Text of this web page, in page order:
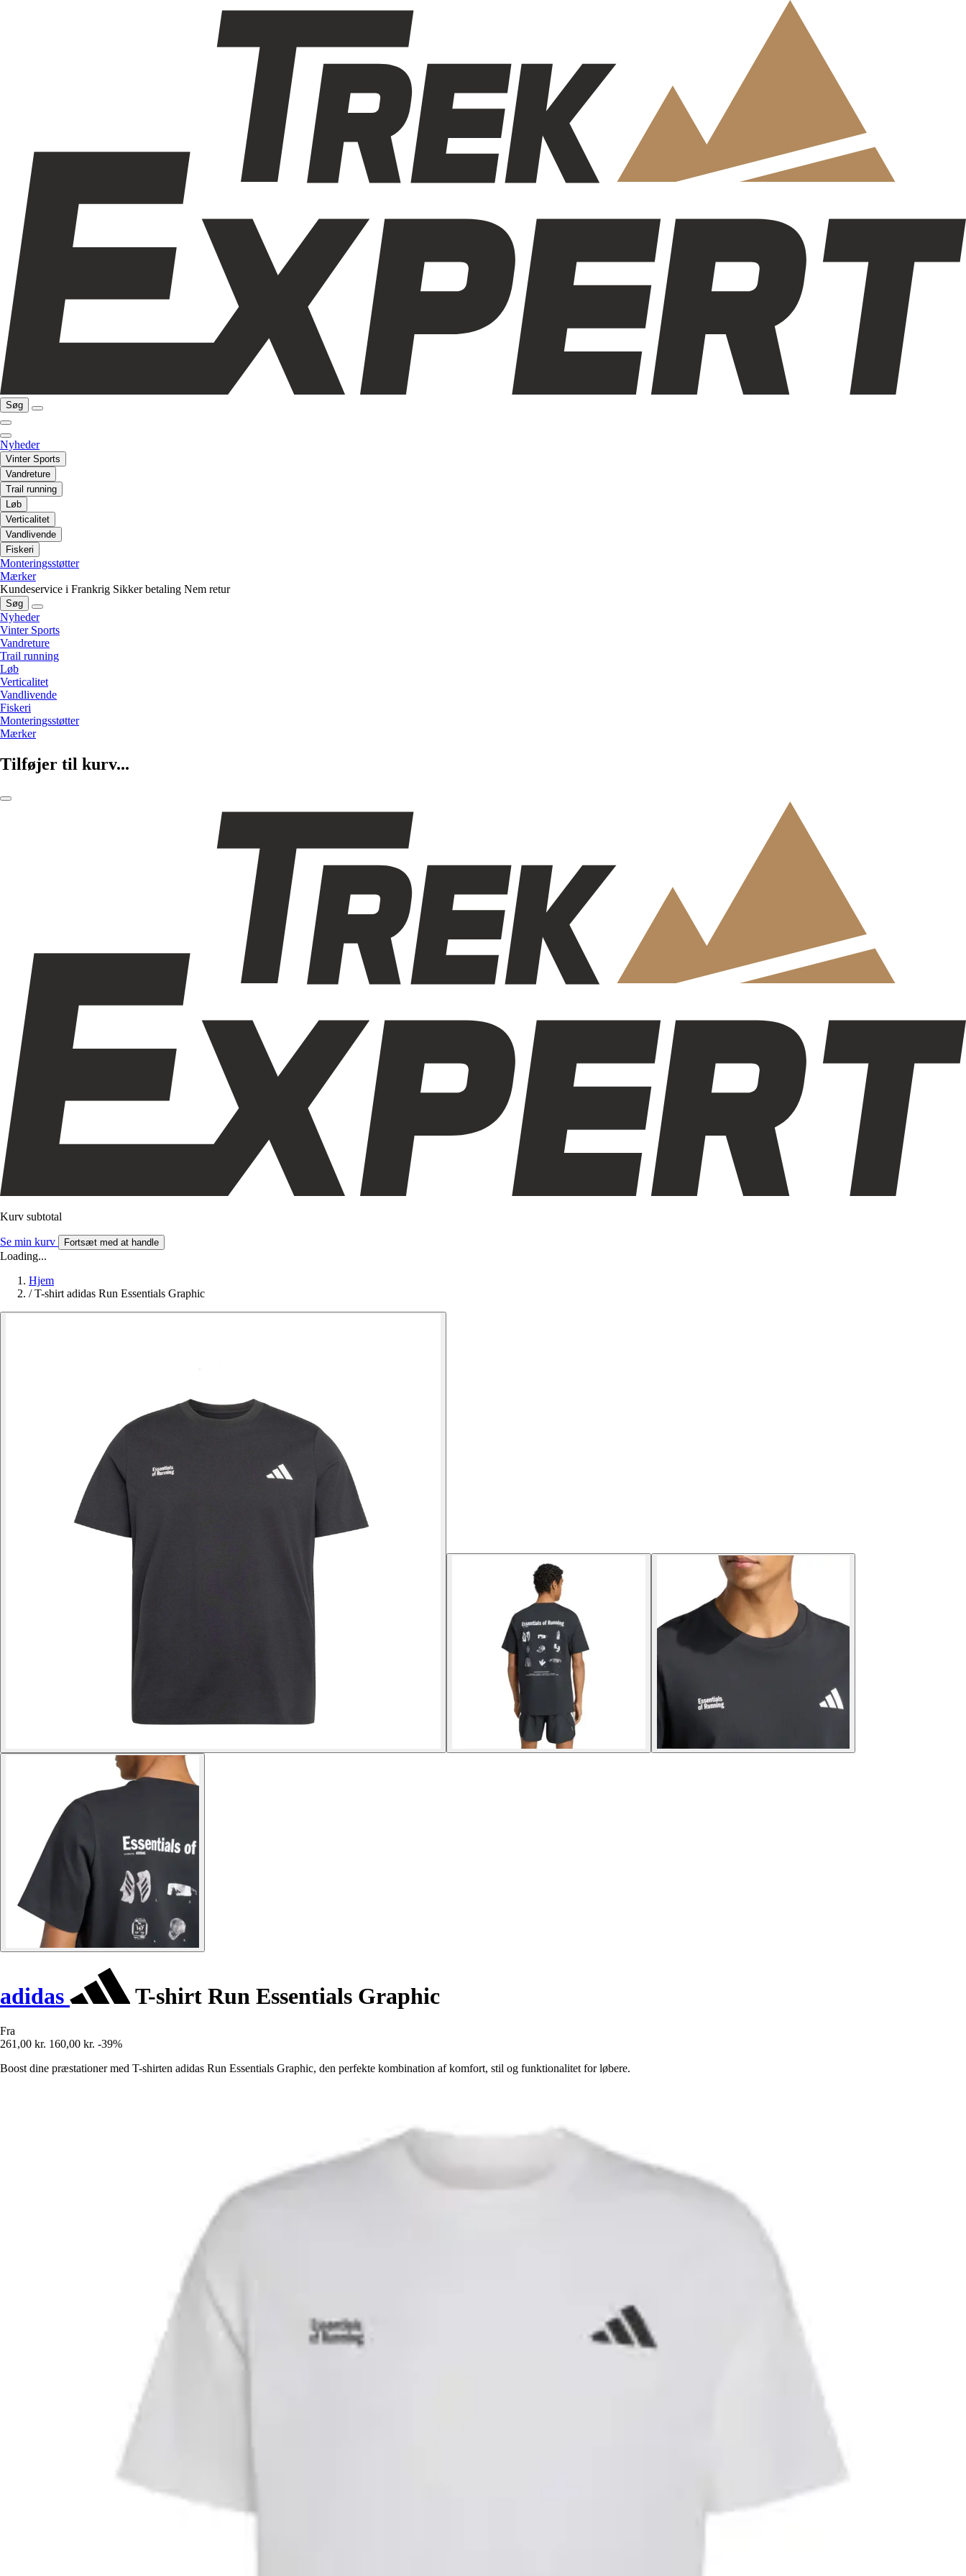
Søg
Nyheder
Vinter Sports
Vandreture
Trail running
Løb
Verticalitet
Vandlivende
Fiskeri
Monteringsstøtter
Mærker
Kundeservice i Frankrig Sikker betaling Nem retur
Søg
Nyheder
Vinter Sports
Vandreture
Trail running
Løb
Verticalitet
Vandlivende
Fiskeri
Monteringsstøtter
Mærker
Tilføjer til kurv...
Kurv subtotal
Se min kurv Fortsæt med at handle
Loading...
Hjem
/ T-shirt adidas Run Essentials Graphic
adidas T-shirt Run Essentials Graphic
Fra
261,00 kr. 160,00 kr. -39%
Boost dine præstationer med T-shirten adidas Run Essentials Graphic, den perfekte kombination af komfort, stil og funktionalitet for løbere.